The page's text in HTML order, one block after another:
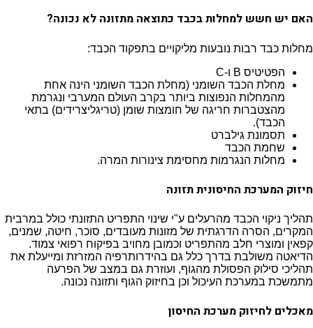
האם יש חשש למחלות בכבד כתוצאה מתזונה לא נכונה?
מחלות כבד רבות נובעות מליקויים בתפקוד הכבד:
הפטיטיס B ו-C
מחלת הכבד השומני (מחלת הכבד השומני הינה אחת
מהמחלות הנפוצות ביותר בקרב העולם המערבי ונגרמת
מהצטברות חריגה של חומצות שומן (טריגליצרידים) בתאי
הכבד).
תסמונת גילברט
שחמת הכבד
מחלות הנגרמות מחסימת צינורות המרה.
חיזוק המערכת החיסונית תזונה
תהליך ניקוי הכבד מהרעלים ע"י שינוי התפריט התזונתי כולל במרבית
המקרים, הסרה הדרגתית של מזונות מעובדים, סוכר, חיטה, שמנים,
קפאין ומוצרי חלב מהתפריט וכמובן מחויב בפיקוח רפואי צמוד.
הדיאטה משולבת בדרך כלל גם בהידרותרפיה המזרזת ומייעלת את
תהליכי סילוק הפסולת מהגוף, ועוזרת גם במצב של הפרעה
מתמשכת במערכת העיכול וכן בחיזוק הגוף ותזונה נכונה.
מאכלים לחיזוק מערכת החיסון